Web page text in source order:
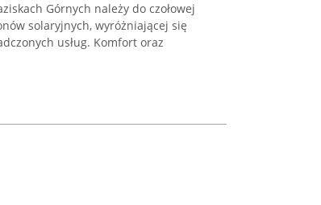
Górnych należy do czołowej
solaryjnych, wyróżniającej się
usług. Komfort oraz